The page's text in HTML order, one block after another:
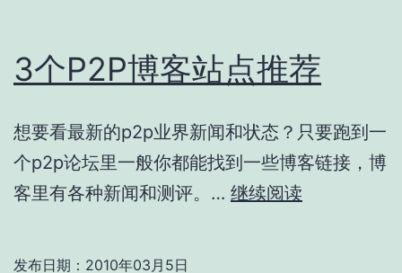
3个P2P博客站点推荐
想要看最新的p2p业界新闻和状态？只要跑到一
个p2p论坛里一般你都能找到一些博客链接，博
客里有各种新闻和测评。… 继续阅读
发布日期： 2010年03月5日